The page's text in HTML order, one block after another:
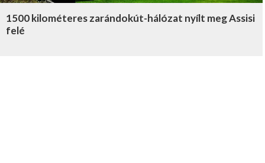
1500 kilométeres zarándokút-hálózat nyílt meg Assisi
felé